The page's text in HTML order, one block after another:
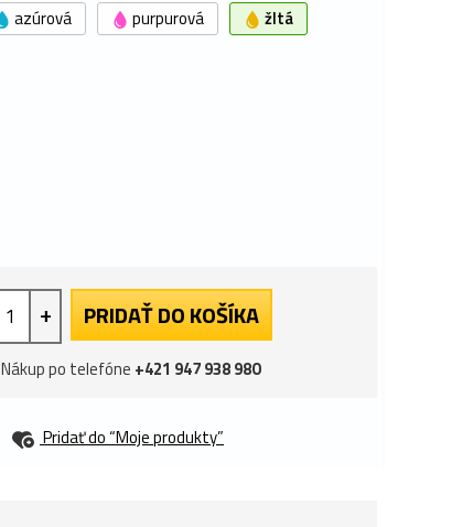
azúrová purpurová žltá
+ PRIDAŤ DO KOŠÍKA
Nákup po telefóne +421 947 938 980
Pridať do “Moje produkty”